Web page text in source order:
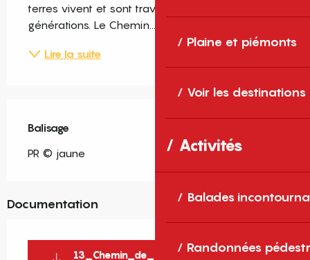
Plaine et piémonts
Voir les destinations
Activités
Balades
Randonnées
terres vivent et sont travaillées depuis plusieurs
générations. Le Chemin...
Lire la suite
Balisage
PR © jaune
Documentation
13_Chemin_de_Veronique_FR_WEB